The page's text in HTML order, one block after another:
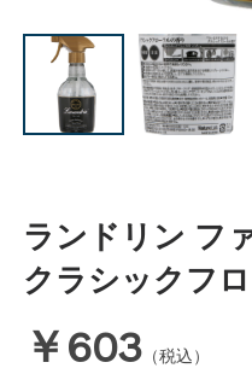
ランドリン フ
クラシックフ
￥603 （税込）